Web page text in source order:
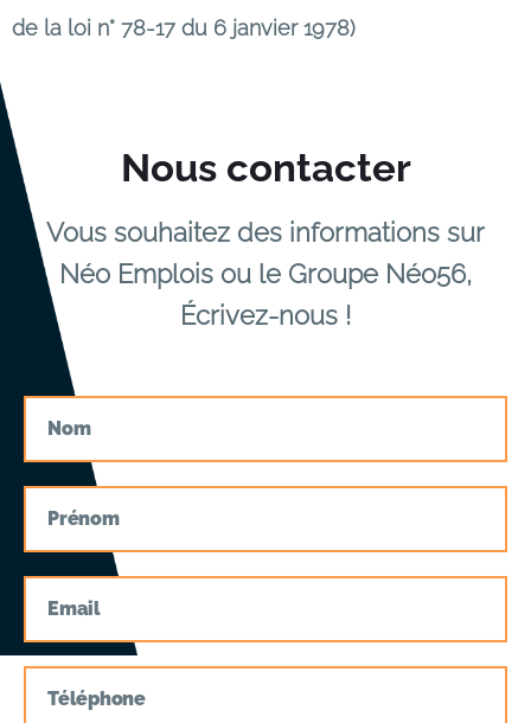
de la loi n° 78-17 du 6 janvier 1978)
Nous contacter
Vous souhaitez des informations sur
Néo Emplois ou le Groupe Néo56,
Écrivez-nous !